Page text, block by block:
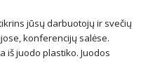
jūsų darbuotojų ir svečių
konferencijų salėse.
iš juodo plastiko. Juodos